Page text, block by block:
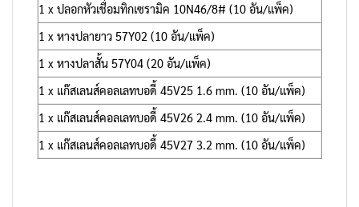
1 x ปลอกหัวเชื่อมทิกเซรามิค 10N46/8# (10 อัน/แพ็ค)
1 x หางปลายาว 57Y02 (10 อัน/แพ็ค)
1 x หางปลาสั้น 57Y04 (20 อัน/แพ็ค)
1 x แก๊สเลนส์คอลเลทบอดี้ 45V25 1.6 mm. (10 อัน/แพ็ค)
1 x แก๊สเลนส์คอลเลทบอดี้ 45V26 2.4 mm. (10 อัน/แพ็ค)
1 x แก๊สเลนส์คอลเลทบอดี้ 45V27 3.2 mm. (10 อัน/แพ็ค)